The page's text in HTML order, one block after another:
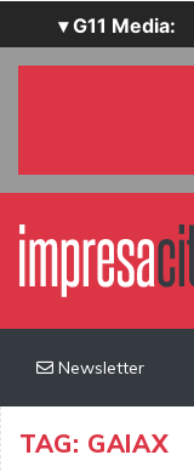
▾ G11 Media:
SecurityOpenLab
Newsletter
TAG: GAIAX